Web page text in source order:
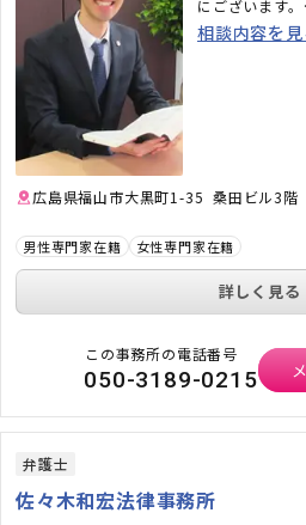
にございます。
〇ご相談者様
丁寧に伺いま
相談内容を見
広島県福山市大黒町1-35 桑田ビル3階
男性専門家在籍 女性専門家在籍
詳しく見る
この事務所の電話番号
050-3189-0215
弁護士
佐々木和宏法律事務所